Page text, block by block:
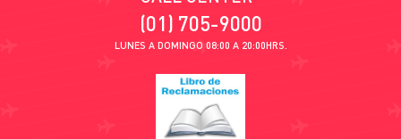
(01) 705-9000
LUNES A DOMINGO 08:00 A 20:00HRS.